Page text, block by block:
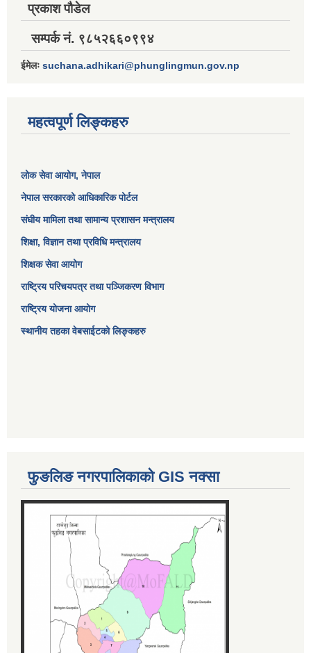
प्रकाश पौडेल
सम्पर्क नं. ९८५२६६०९९४
ईमेलः suchana.adhikari@phunglingmun.gov.np
महत्वपूर्ण लिङ्कहरु
लोक सेवा आयोग, नेपाल
नेपाल सरकारको आधिकारिक पोर्टल
संघीय मामिला तथा सामान्य प्रशासन मन्त्रालय
शिक्षा, विज्ञान तथा प्रविधि मन्त्रालय
शिक्षक सेवा आयोग
राष्ट्रिय परिचयपत्र तथा पञ्जिकरण विभाग
राष्ट्रिय योजना आयोग
स्थानीय तहका वेबसाईटको लिङ्कहरु
फुङलिङ नगरपालिकाको GIS नक्सा